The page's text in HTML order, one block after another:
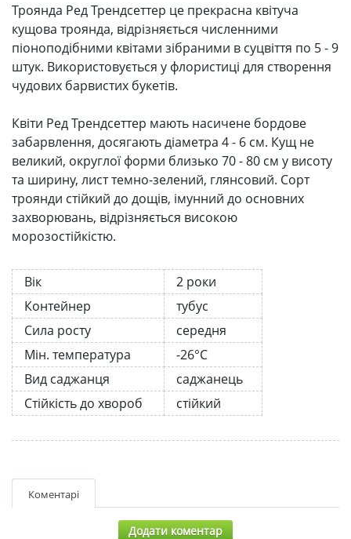
Троянда Ред Трендсеттер це прекрасна квітуча
кущова троянда, відрізняється численними
піоноподібними квітами зібраними в суцвіття по 5 - 9
штук. Використовується у флористиці для створення
чудових барвистих букетів.
Квіти Ред Трендсеттер мають насичене бордове
забарвлення, досягають діаметра 4 - 6 см. Кущ не
великий, округлої форми близько 70 - 80 см у висоту
та ширину, лист темно-зелений, глянсовий. Сорт
троянди стійкий до дощів, імунний до основних
захворювань, відрізняється високою
морозостійкістю.
Вік
2 роки
Контейнер
тубус
Сила росту
середня
Мін. температура
-26°C
Вид саджанця
саджанець
Стійкість до хвороб
стійкий
Коментарі
Додати коментар